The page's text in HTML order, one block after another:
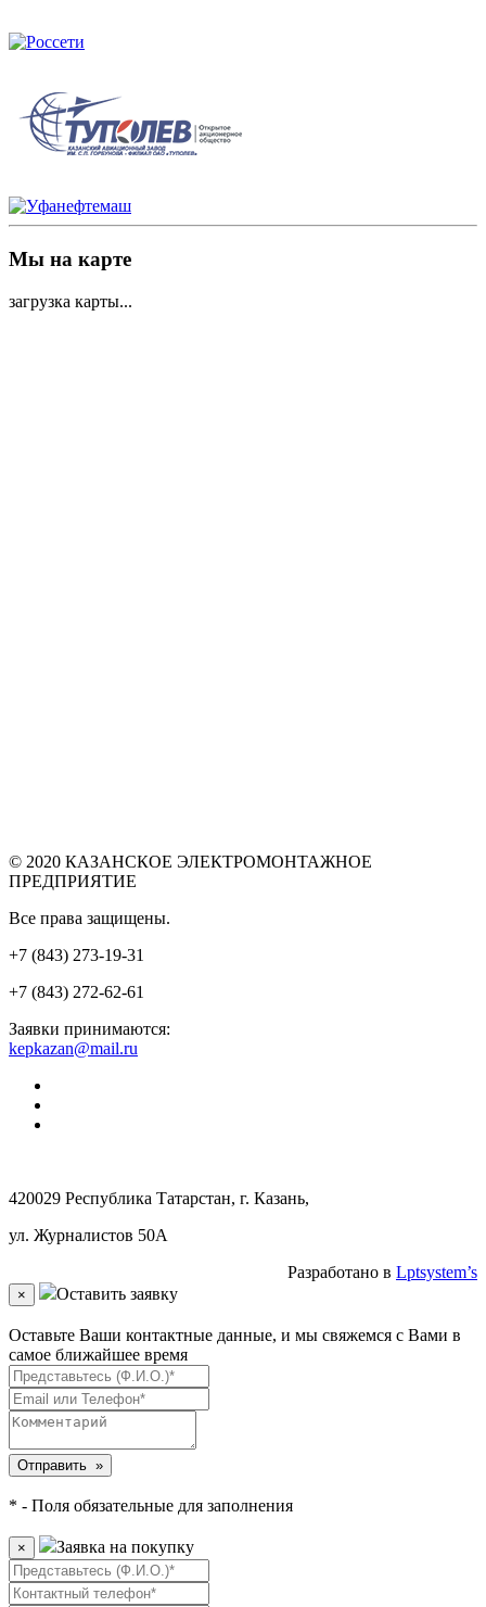
Мы на карте
загрузка карты...
© 2020 КАЗАНСКОЕ ЭЛЕКТРОМОНТАЖНОЕ
ПРЕДПРИЯТИЕ
Все права защищены.
+7 (843) 273-19-31
+7 (843) 272-62-61
Заявки принимаются:
kepkazan@mail.ru
420029 Республика Татарстан, г. Казань,
ул. Журналистов 50А
Разработано в Lptsystem’s
× Оставить заявку
Оставьте Ваши контактные данные, и мы свяжемся с Вами в
самое ближайшее время
* - Поля обязательные для заполнения
× Заявка на покупку